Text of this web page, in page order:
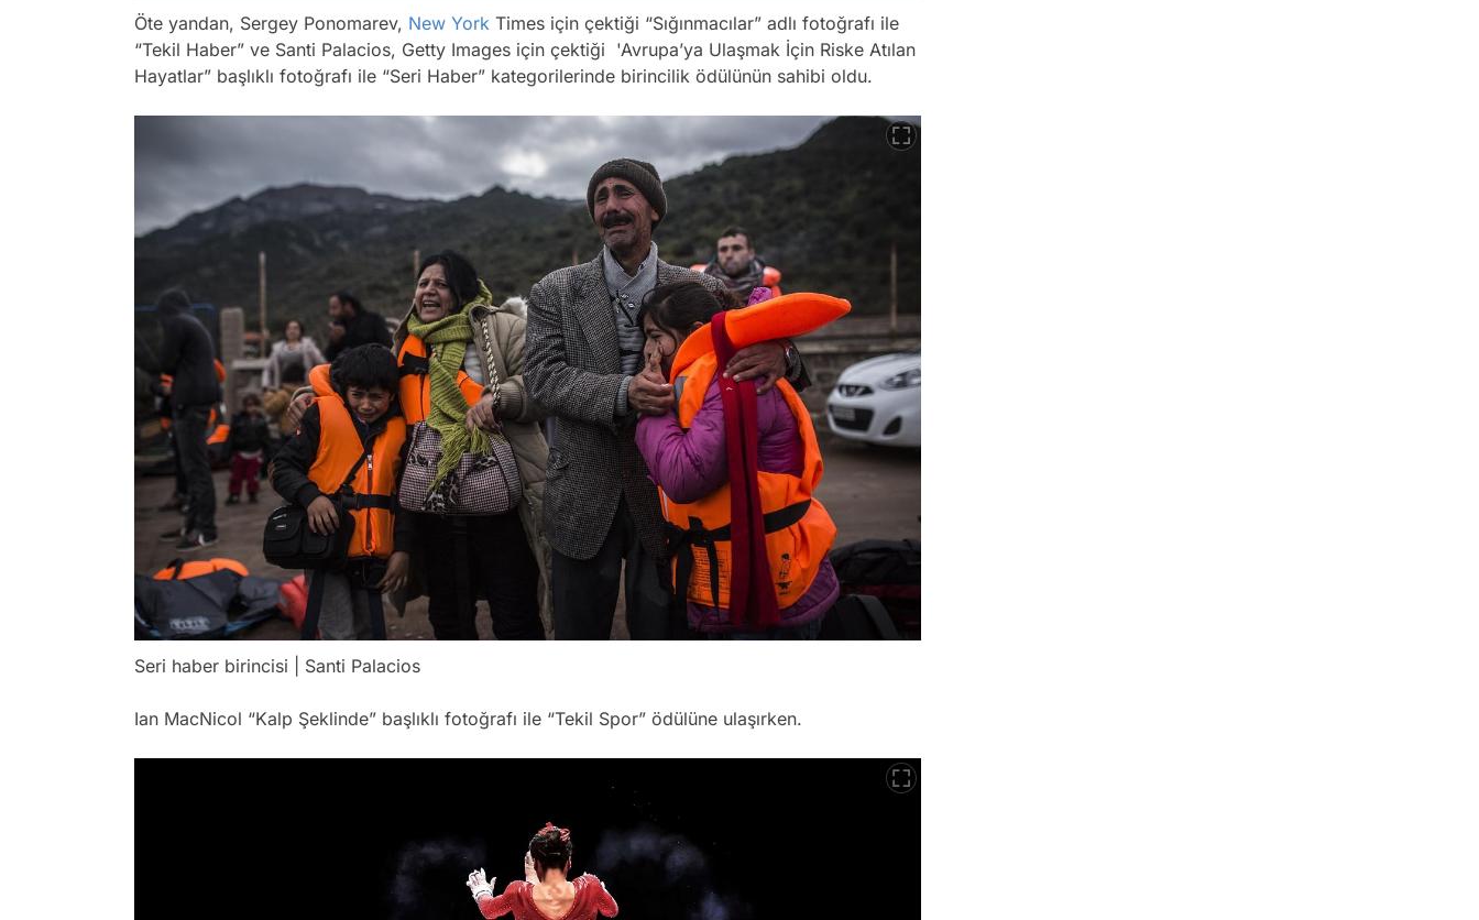
Öte yandan, Sergey Ponomarev, New York Times için çektiği “Sığınmacılar” adlı fotoğrafı ile
“Tekil Haber” ve Santi Palacios, Getty Images için çektiği 'Avrupa’ya Ulaşmak İçin Riske Atılan
Hayatlar” başlıklı fotoğrafı ile “Seri Haber” kategorilerinde birincilik ödülünün sahibi oldu.
Seri haber birincisi | Santi Palacios
Ian MacNicol “Kalp Şeklinde” başlıklı fotoğrafı ile “Tekil Spor” ödülüne ulaşırken.